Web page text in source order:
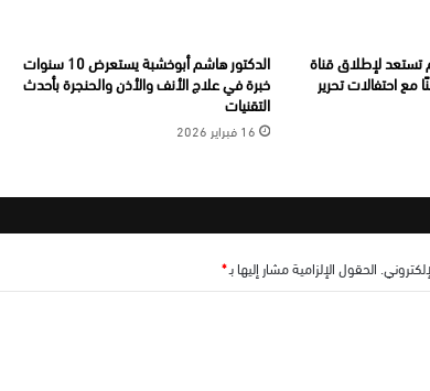
تستعد لإطلاق قناة
مع احتفالات تحرير
الدكتور هاشم أبوخشبة يستعرض 10 سنوات
خبرة في علاج الأنف والأذن والحنجرة بأحدث
التقنيات
16 فبراير 2026
الحقول الإلزامية مشار إليها بـ*